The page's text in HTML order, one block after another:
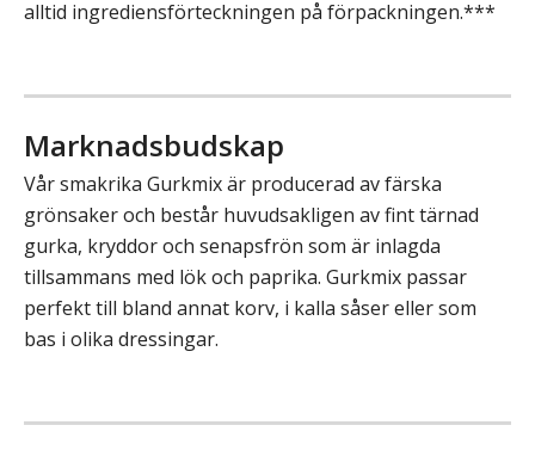
alltid ingrediensförteckningen på förpackningen.***
Marknadsbudskap
Vår smakrika Gurkmix är producerad av färska
grönsaker och består huvudsakligen av fint tärnad
gurka, kryddor och senapsfrön som är inlagda
tillsammans med lök och paprika. Gurkmix passar
perfekt till bland annat korv, i kalla såser eller som
bas i olika dressingar.